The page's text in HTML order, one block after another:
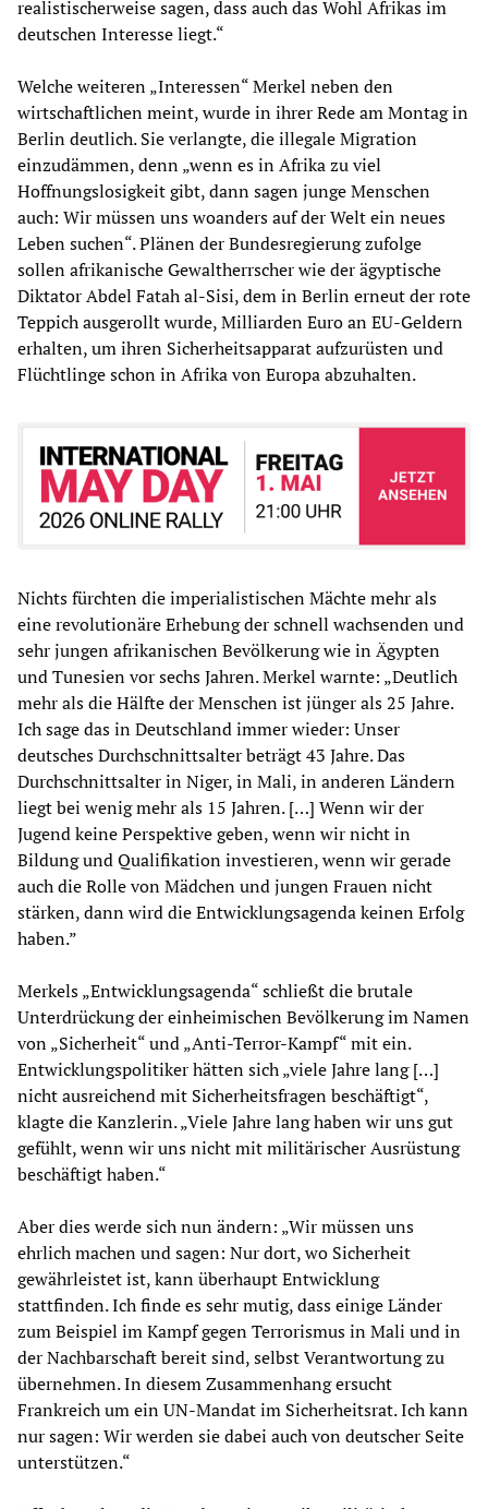
realistischerweise sagen, dass auch das Wohl Afrikas im
deutschen Interesse liegt.“
Welche weiteren „Interessen“ Merkel neben den
wirtschaftlichen meint, wurde in ihrer Rede am Montag in
Berlin deutlich. Sie verlangte, die illegale Migration
einzudämmen, denn „wenn es in Afrika zu viel
Hoffnungslosigkeit gibt, dann sagen junge Menschen
auch: Wir müssen uns woanders auf der Welt ein neues
Leben suchen“. Plänen der Bundesregierung zufolge
sollen afrikanische Gewaltherrscher wie der ägyptische
Diktator Abdel Fatah al-Sisi, dem in Berlin erneut der rote
Teppich ausgerollt wurde, Milliarden Euro an EU-Geldern
erhalten, um ihren Sicherheitsapparat aufzurüsten und
Flüchtlinge schon in Afrika von Europa abzuhalten.
Nichts fürchten die imperialistischen Mächte mehr als
eine revolutionäre Erhebung der schnell wachsenden und
sehr jungen afrikanischen Bevölkerung wie in Ägypten
und Tunesien vor sechs Jahren. Merkel warnte: „Deutlich
mehr als die Hälfte der Menschen ist jünger als 25 Jahre.
Ich sage das in Deutschland immer wieder: Unser
deutsches Durchschnittsalter beträgt 43 Jahre. Das
Durchschnittsalter in Niger, in Mali, in anderen Ländern
liegt bei wenig mehr als 15 Jahren. […] Wenn wir der
Jugend keine Perspektive geben, wenn wir nicht in
Bildung und Qualifikation investieren, wenn wir gerade
auch die Rolle von Mädchen und jungen Frauen nicht
stärken, dann wird die Entwicklungsagenda keinen Erfolg
haben.”
Merkels „Entwicklungsagenda“ schließt die brutale
Unterdrückung der einheimischen Bevölkerung im Namen
von „Sicherheit“ und „Anti-Terror-Kampf“ mit ein.
Entwicklungspolitiker hätten sich „viele Jahre lang […]
nicht ausreichend mit Sicherheitsfragen beschäftigt“,
klagte die Kanzlerin. „Viele Jahre lang haben wir uns gut
gefühlt, wenn wir uns nicht mit militärischer Ausrüstung
beschäftigt haben.“
Aber dies werde sich nun ändern: „Wir müssen uns
ehrlich machen und sagen: Nur dort, wo Sicherheit
gewährleistet ist, kann überhaupt Entwicklung
stattfinden. Ich finde es sehr mutig, dass einige Länder
zum Beispiel im Kampf gegen Terrorismus in Mali und in
der Nachbarschaft bereit sind, selbst Verantwortung zu
übernehmen. In diesem Zusammenhang ersucht
Frankreich um ein UN-Mandat im Sicherheitsrat. Ich kann
nur sagen: Wir werden sie dabei auch von deutscher Seite
unterstützen.“